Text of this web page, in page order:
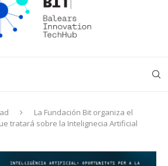
La Fundación Bit organiza el
tratará sobre la Intelignecia Artificial